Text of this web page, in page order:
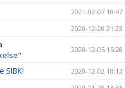
2021-02-07 10:47
2020-12-20 21:22
2020-12-05 15:28
SIBK! 2020-12-02 18:13